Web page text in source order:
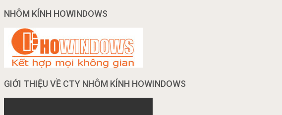
NHÔM KÍNH HOWINDOWS
GIỚI THIỆU VỀ CTY NHÔM KÍNH HOWINDOWS